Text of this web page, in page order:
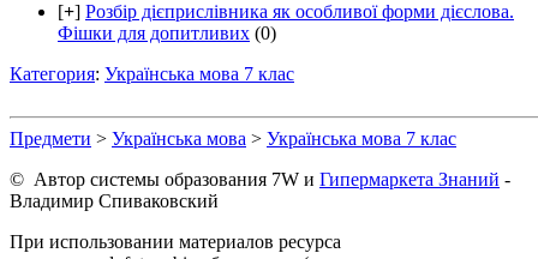
[+] Розбір дієприслівника як особливої форми дієслова.
Фішки для допитливих (0)
Категория: Українська мова 7 клас
Предмети > Українська мова > Українська мова 7 клас
© Автор системы образования 7W и Гипермаркета Знаний -
Владимир Спиваковский
При использовании материалов ресурса